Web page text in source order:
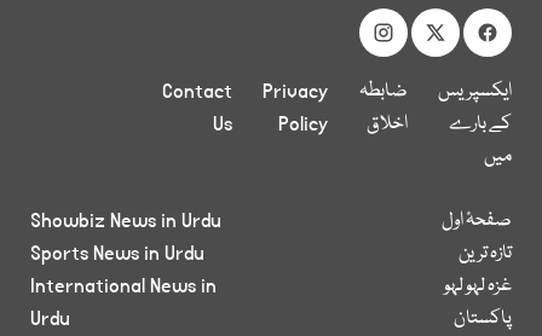
ایکسپریس
کے بارے
میں
ضابطہ
اخلاق
Privacy
Policy
Contact
Us
صفحۂ اول
تازہ ترین
غزہ لہو لہو
پاکستان
Showbiz News in Urdu
Sports News in Urdu
International News in
Urdu